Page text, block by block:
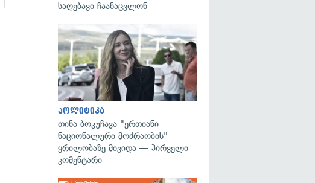
საღებავი ჩაანაცვლონ
პოლიტიკა
თინა ბოკუჩავა "ერთიანი
ნაციონალური მოძრაობის"
ყრილობაზე მივიდა — პირველი
კომენტარი